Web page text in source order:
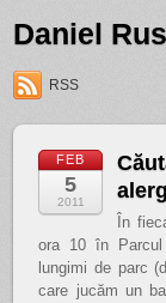
Daniel Rus
RSS
FEB
5
2011
În
ora 10 în Parcul
lungimi de parc
care jucăm un